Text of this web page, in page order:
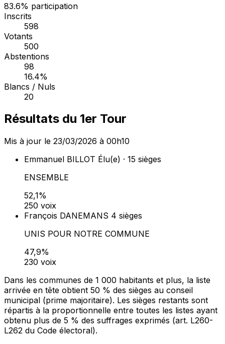
83.6% participation
Inscrits
598
Votants
500
Abstentions
98
16.4%
Blancs / Nuls
20
Résultats du 1er Tour
Mis à jour le 23/03/2026 à 00h10
Emmanuel BILLOT Élu(e) · 15 sièges
ENSEMBLE
52,1%
250 voix
François DANEMANS 4 sièges
UNIS POUR NOTRE COMMUNE
47,9%
230 voix
Dans les communes de 1 000 habitants et plus, la liste
arrivée en tête obtient 50 % des sièges au conseil
municipal (prime majoritaire). Les sièges restants sont
répartis à la proportionnelle entre toutes les listes ayant
obtenu plus de 5 % des suffrages exprimés (art. L260-
L262 du Code électoral).